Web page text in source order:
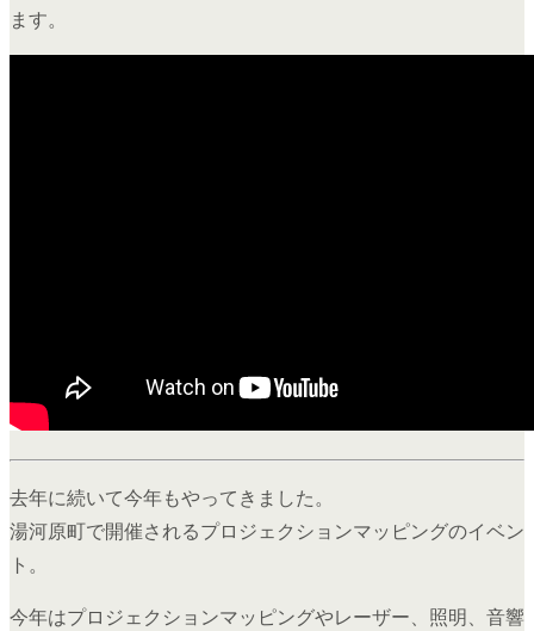
ます。
去年に続いて今年もやってきました。
湯河原町で開催されるプロジェクションマッピングのイベン
ト。
今年はプロジェクションマッピングやレーザー、照明、音響